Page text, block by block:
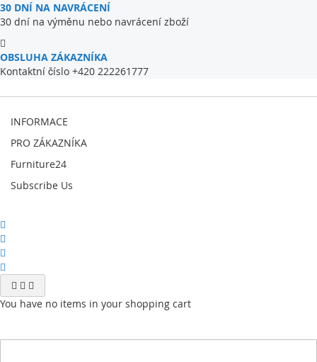
30 DNÍ NA NAVRÁCENÍ
30 dní na výměnu nebo navrácení zboží
OBSLUHA ZÁKAZNÍKA
Kontaktní číslo +420 222261777
INFORMACE
PRO ZÁKAZNÍKA
Furniture24
Subscribe Us
You have no items in your shopping cart